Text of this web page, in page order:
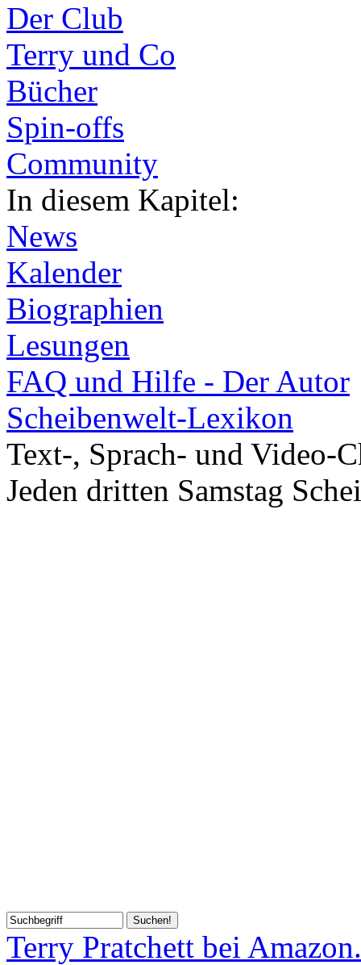
Der Club
Terry und Co
Bücher
Spin-offs
Community
In diesem Kapitel:
News
Kalender
Biographien
Lesungen
FAQ und Hilfe - Der Autor
Scheibenwelt-Lexikon
Text-, Sprach- und Video-
Jeden dritten Samstag
Terry Pratchett bei